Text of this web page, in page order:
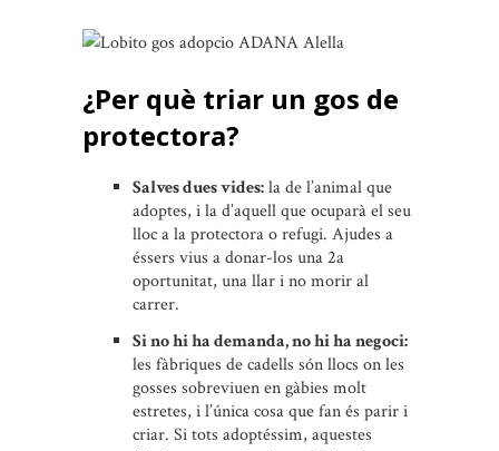
¿Per què triar un gos de
protectora?
Salves dues vides:la de l’animal que
adoptes, i la d’aquell que ocuparà el seu
lloc a la protectora o refugi. Ajudes a
éssers vius a donar-los una 2a
oportunitat, una llar i no morir al
carrer.
Si no hi ha demanda, no hi ha negoci:
les fàbriques de cadells són llocs on les
gosses sobreviuen en gàbies molt
estretes, i l’única cosa que fan és parir i
criar. Si tots adoptéssim, aquestes